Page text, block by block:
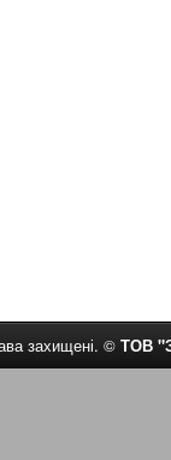
захищені. © ТОВ